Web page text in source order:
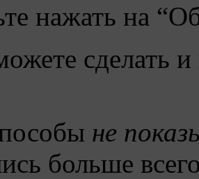
нажать на
сделать
не
больше